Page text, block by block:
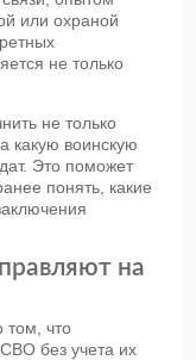
или охраной
не только
не только
какую воинскую
Это поможет
понять, какие
на
том, что
без учета их